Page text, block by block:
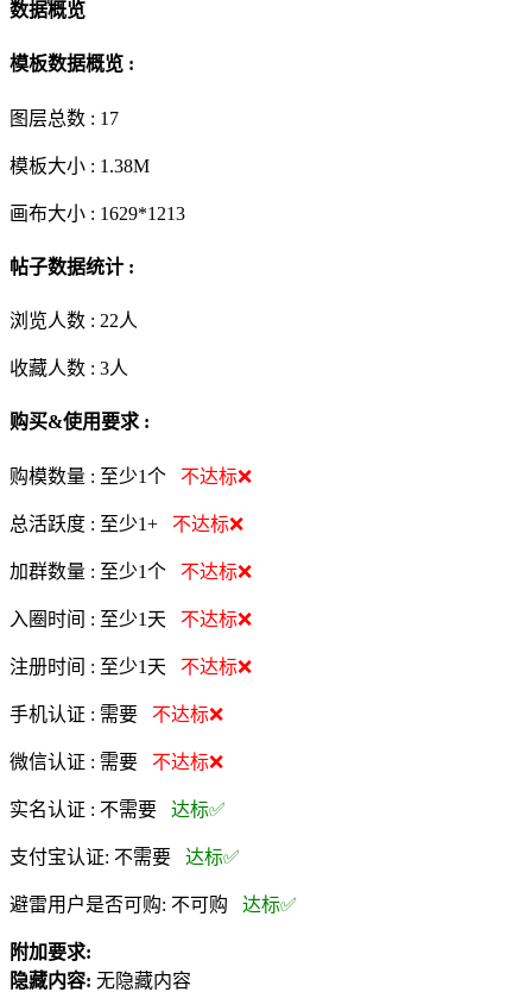
数据概览
模板数据概览 :
图层总数 : 17
模板大小 : 1.38M
画布大小 : 1629*1213
帖子数据统计 :
浏览人数 : 22人
收藏人数 : 3人
购买&使用要求 :
购模数量 : 至少1个 不达标❌
总活跃度 : 至少1+ 不达标❌
加群数量 : 至少1个 不达标❌
入圈时间 : 至少1天 不达标❌
注册时间 : 至少1天 不达标❌
手机认证 : 需要 不达标❌
微信认证 : 需要 不达标❌
实名认证 : 不需要 达标✅
支付宝认证: 不需要 达标✅
避雷用户是否可购: 不可购 达标✅
附加要求:
隐藏内容: 无隐藏内容